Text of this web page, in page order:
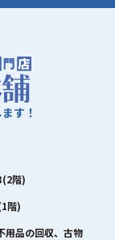
す！
階)
階)
用品の回収、古物